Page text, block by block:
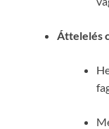
Áttelelés